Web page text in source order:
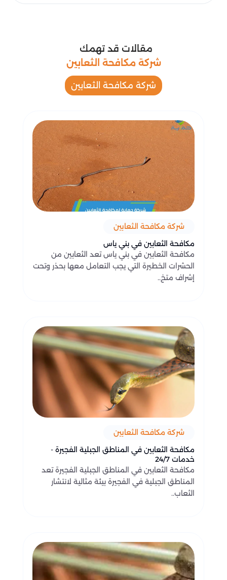
مقالات قد تهمك
شركة مكافحة الثعابين
شركة مكافحة الثعابين
شركة مكافحة الثعابين
مكافحة الثعابين في بني ياس
مكافحة الثعابين في بني ياس تعد الثعابين من
الحشرات الخطيرة التي يجب التعامل معها بحذر وتحت
إشراف متخ..
شركة مكافحة الثعابين
مكافحة الثعابين في المناطق الجبلية الفجيرة -
خدمات 24/7
مكافحة الثعابين في المناطق الجبلية الفجيرة تعد
المناطق الجبلية في الفجيرة بيئة مثالية لانتشار
الثعاب..